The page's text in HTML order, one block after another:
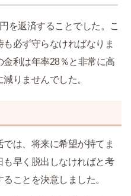
を返済することでした。こ
必ず守らなければなりま
利は年率28％と非常に高
りませんでした。
は、将来に希望が持てま
早く脱出しなければと考
ことを決意しました。